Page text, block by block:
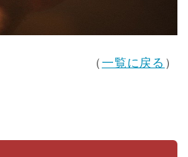
（一覧に戻る ）